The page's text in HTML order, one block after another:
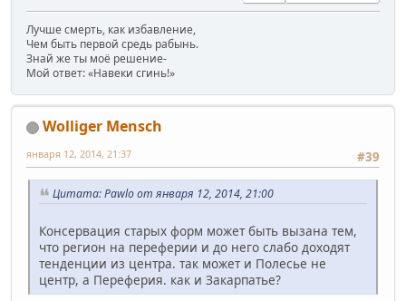
Лучше смерть, как избавление,
Чем быть первой средь рабынь.
Знай же ты моё решение-
Мой ответ: «Навеки сгинь!»
Wolliger Mensch
#39
января 12, 2014, 21:37
Цитата: Pawlo от января 12, 2014, 21:00
Консервация старых форм может быть вызана тем,
что регион на переферии и до него слабо доходят
тенденции из центра. так может и Полесье не
центр, а Переферия. как и Закарпатье?